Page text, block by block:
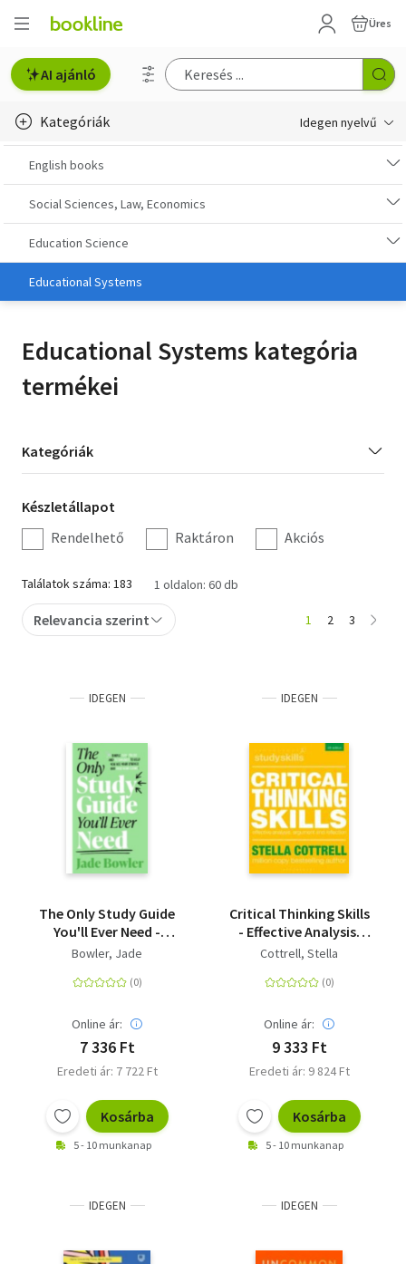
Üres
AI ajánló
Kategóriák Idegen nyelvű
e-Könyv, audio
e-könyv-olvasók
English books
Deutsche Bücher
Livres francais
Olasz könyvek
Audio books
Hörbücher
Audiolibros
Livres audio
Olasz hangoskönyvek
Taschenbücher
Libros de bolsillo
Livre de poche
Olasz zsebkönyvek
Orosz zsebkönyvek
Kalender
Egyéb idegen nyelvű
English books
Social Sciences, Law, Economics
Education Science
Educational Systems
Educational Systems kategória
termékei
Kategória
szűrés
Kategóriák
Készletállapot
szűrés
Készletállapot
Rendelhető
Raktáron Akciós
Találatok száma: 183 1 oldalon: 60 db
Relevancia szerint 1 2 3
IDEGEN
The Only Study Guide
You'll Ever Need -
Simple tips, tricks and
ace your studies and
Bowler, Jade
Online ár:
7 336 Ft
Eredeti ár: 7 722 Ft
Kosárba
5 - 10 munkanap
IDEGEN
Critical Thinking Skills
- Effective Analysis,
Argument and
Cottrell, Stella
Online ár:
9 333 Ft
Eredeti ár: 9 824 Ft
Kosárba
5 - 10 munkanap
IDEGEN IDEGEN